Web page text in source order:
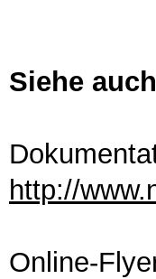
Siehe
http://
Online-